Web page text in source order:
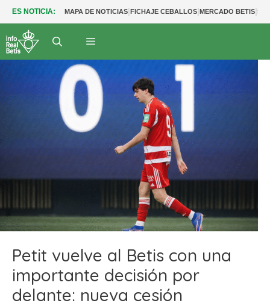
ES NOTICIA: MAPA DE NOTICIAS|FICHAJE CEBALLOS|MERCADO BETIS|
Petit vuelve al Betis con una
importante decisión por
delante: nueva cesión